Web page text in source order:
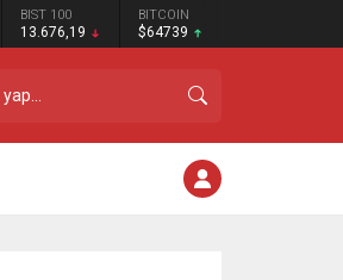
BIST 100
13.676,19
BITCOIN
$64739